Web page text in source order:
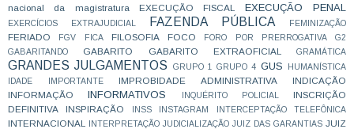
nacional da magistratura
EXECUÇÃO FISCAL EXECUÇÃO PENAL
EXERCÍCIOS EXTRAJUDICIAL FAZENDA PÚBLICA FEMINIZAÇÃO
FERIADO FGV FICA FILOSOFIA FOCO FORO POR PRERROGATIVA
G2
GABARITANDO
GABARITO GABARITO EXTRAOFICIAL GRAMÁTICA
GRANDES JULGAMENTOS GRUPO 1 GRUPO 4 GUS
HUMANÍSTICA
IDADE
IMPORTANTE IMPROBIDADE ADMINISTRATIVA
INDICAÇÃO
INFORMAÇÃO
INFORMATIVOS INQUÉRITO POLICIAL
INSCRIÇÃO
DEFINITIVA
INSPIRAÇÃO INSS INSTAGRAM INTERCEPTAÇÃO TELEFÔNICA
INTERNACIONAL INTERPRETAÇÃO JUDICIALIZAÇÃO JUIZ DAS GARANTIAS JUIZ